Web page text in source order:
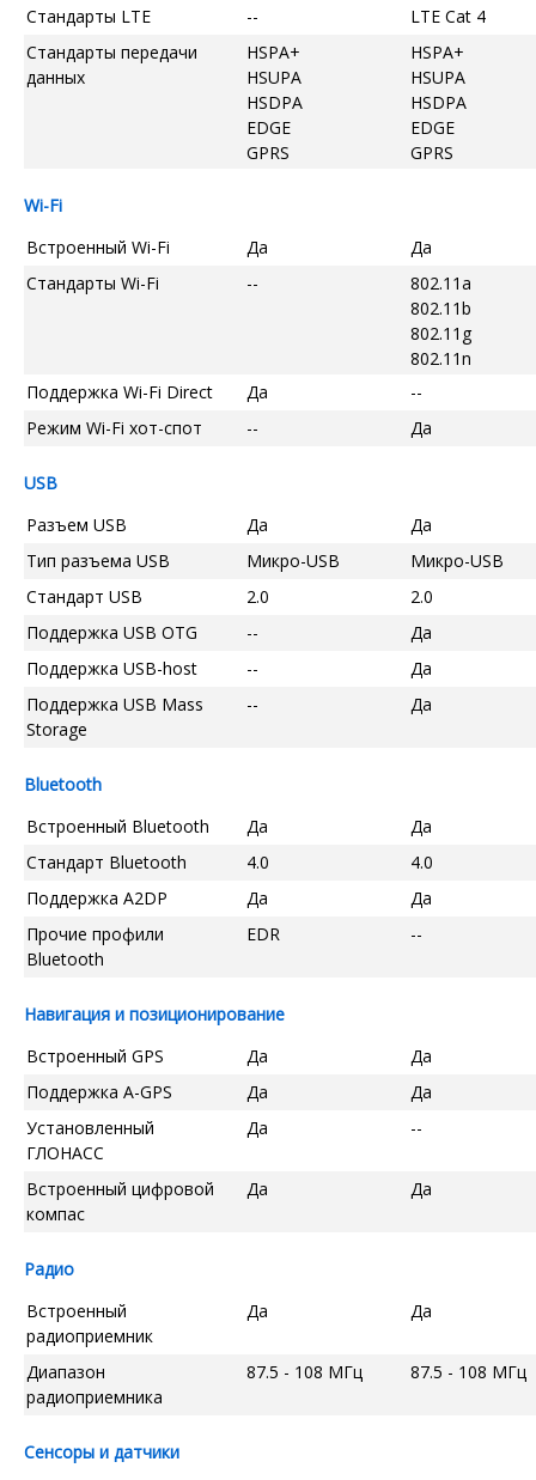
Стандарты LTE --
LTE Cat 4
Стандарты передачи
данных
HSPA+
HSUPA
HSDPA
EDGE
GPRS
HSPA+
HSUPA
HSDPA
EDGE
GPRS
Wi-Fi
Встроенный Wi-Fi
Да
Да
Стандарты Wi-Fi
--
802.11a
802.11b
802.11g
802.11n
Поддержка Wi-Fi Direct
Да
--
Режим Wi-Fi хот-спот
-- Да
USB
Разъем USB
Да
Да
Тип разъема USB
Микро-USB
Микро-USB
Стандарт USB
2.0
2.0
Поддержка USB OTG
--
Да
Поддержка USB-host
--
Да
Поддержка USB Mass
Storage
-- Да
Bluetooth
Встроенный Bluetooth
Да
Да
Стандарт Bluetooth
4.0
4.0
Поддержка A2DP
Да
Да
Прочие профили
Bluetooth
EDR --
Навигация и позиционирование
Встроенный GPS
Да
Да
Поддержка A-GPS
Да
Да
Установленный
ГЛОНАСС
Да --
Встроенный цифровой
компас
Да Да
Радио
Встроенный
радиоприемник
Да Да
Диапазон
радиоприемника
87.5 - 108 МГц 87.5 - 108 МГц
Сенсоры и датчики